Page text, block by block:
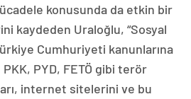
konusunda da etkin bir
kaydeden Uraloğlu, “Sosyal
Cumhuriyeti kanunlarına
PKK, PYD, FETÖ gibi terör
internet sitelerini ve bu